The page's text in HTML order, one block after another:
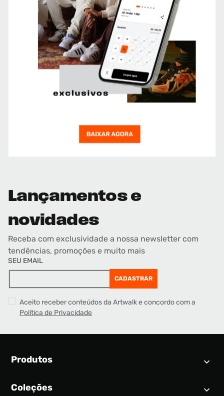
Lançamentos e
novidades
Receba com exclusividade a nossa newsletter com
tendências, promoções e muito mais
SEU EMAIL
CADASTRAR
Aceito receber conteúdos da Artwalk e concordo com a
Política de Privacidade
Produtos
Calendário SNEAKER
Coleções